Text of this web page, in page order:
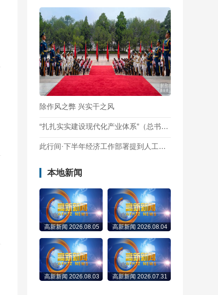
除作风之弊 兴实干之风
“扎扎实实建设现代化产业体系”（总书记的人民情怀）
此行间·下半年经济工作部署提到人工智能，有何深意？
本地新闻
高新新闻 2026.08.05 高新新闻 2026.08.04
高新新闻 2026.08.03 高新新闻 2026.07.31